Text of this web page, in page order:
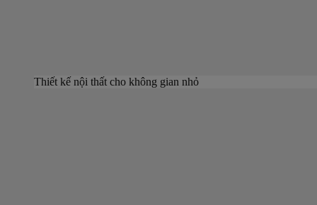
Thiết kế nội thất cho không gian nhỏ